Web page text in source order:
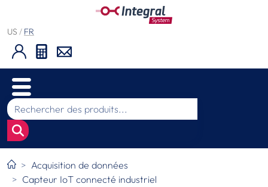
US / FR
Acquisition de données
Capteur IoT connecté industriel